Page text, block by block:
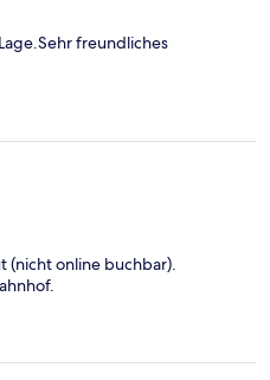
freundliches
(nicht online buchbar).